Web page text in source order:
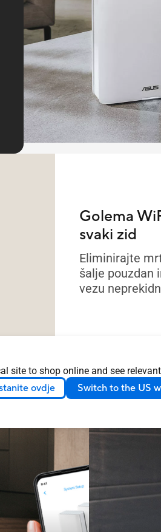
site to shop online and see
ovdje Switch to the US
Golema
svaki zid
Eliminirajte
šalje pouzdan
vezu